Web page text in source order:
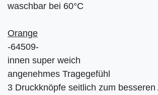
waschbar bei 60°C
Orange
-64509-
innen super weich
angenehmes Tragegefühl
3 Druckknöpfe seitlich zum besseren